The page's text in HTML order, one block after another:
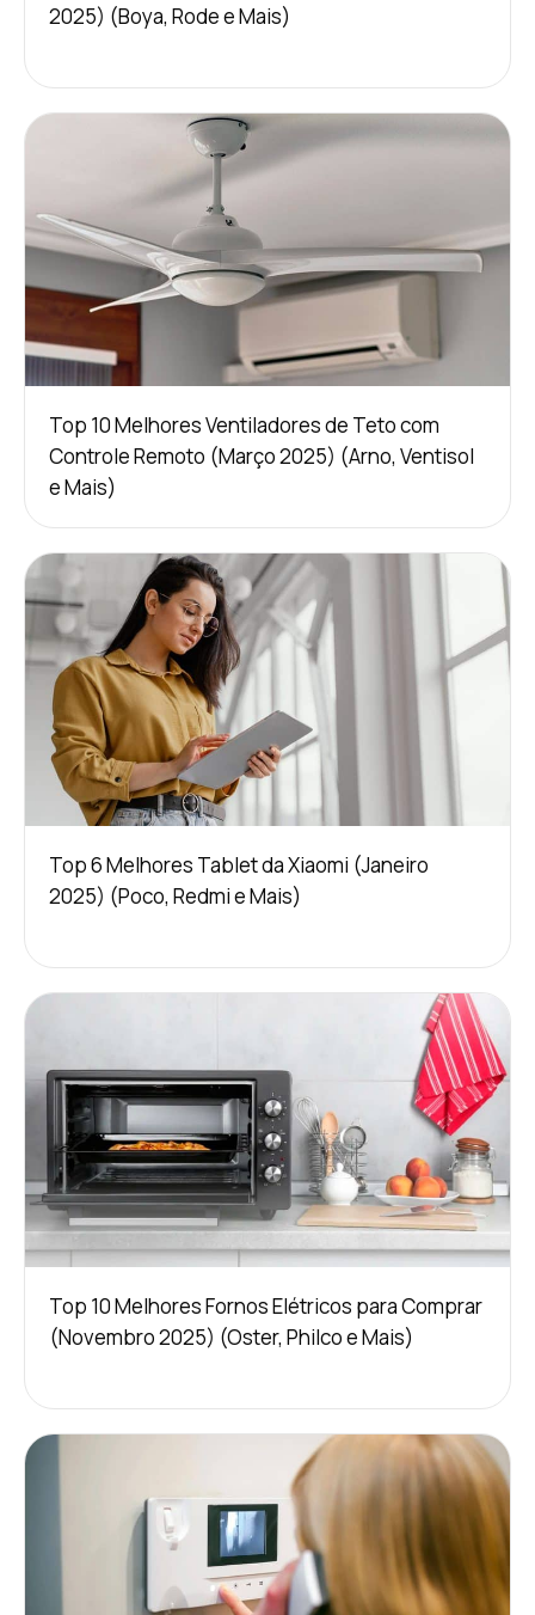
2025) (Boya, Rode e Mais)
Top 10 Melhores Ventiladores de Teto com
Controle Remoto (Março 2025) (Arno, Ventisol
e Mais)
Top 6 Melhores Tablet da Xiaomi (Janeiro
2025) (Poco, Redmi e Mais)
Top 10 Melhores Fornos Elétricos para Comprar
(Novembro 2025) (Oster, Philco e Mais)